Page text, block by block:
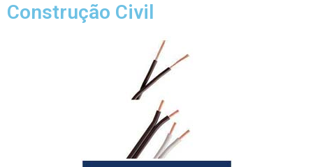
Construção Civil